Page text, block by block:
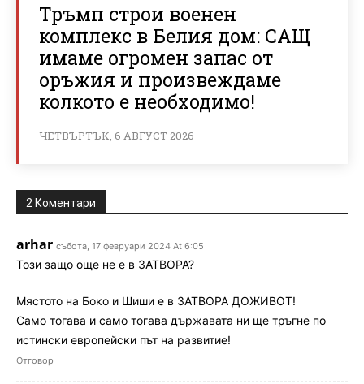
Тръмп строи военен
комплекс в Белия дом: САЩ
имаме огромен запас от
оръжия и произвеждаме
колкото е необходимо!
ЧЕТВЪРТЪК, 6 АВГУСТ 2026
2 Коментари
arhar събота, 17 февруари 2024 At 6:05
Този защо още не е в ЗАТВОРА?
Мястото на Боко и Шиши е в ЗАТВОРА ДОЖИВОТ!
Само тогава и само тогава държавата ни ще тръгне по
истински европейски път на развитие!
Отговор